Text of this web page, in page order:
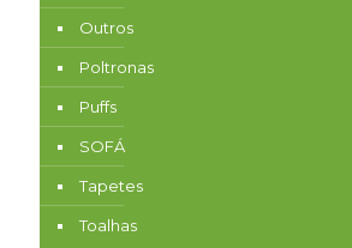
Outros
Poltronas
Puffs
SOFÁ
Tapetes
Toalhas